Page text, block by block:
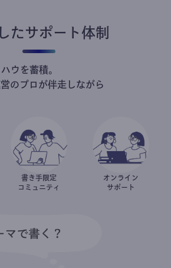
たサポート体制
ウを蓄積。
のプロが伴走しながら
書き手限定
コミュニティ
オンライン
サポート